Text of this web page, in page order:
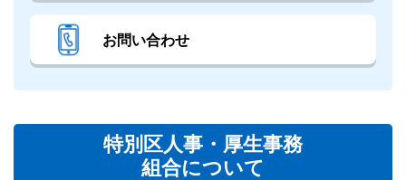
お問い合わせ
特別区人事・厚生事務
組合について